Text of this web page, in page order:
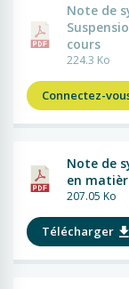
Note de
cours
224.3 Ko
Connectez-
Note de
en
207.05 Ko
Télécharger